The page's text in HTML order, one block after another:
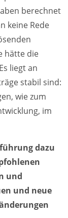
berechnet
keine Rede
hätte die
liegt an
stabil sind:
wie zum
im
dazu
und
und neue